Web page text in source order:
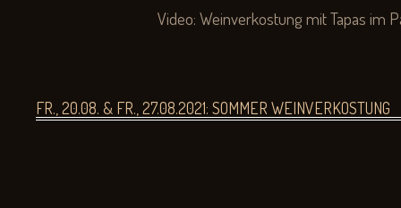
Video: Weinverkostung mit Tapas im
FR., 20.08. & FR., 27.08.2021: SOMMER WEINVERKOSTUNG